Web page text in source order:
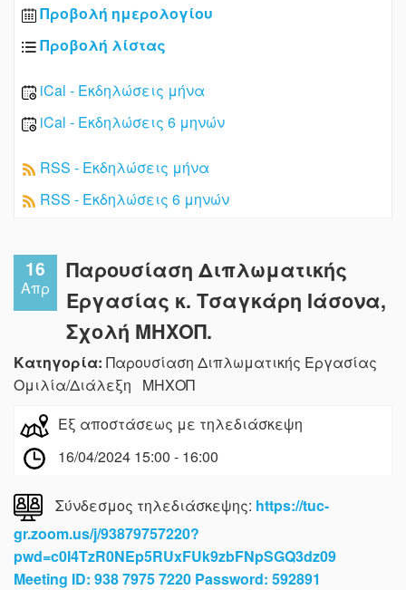
Προβολή ημερολογίου
Προβολή λίστας
iCal - Εκδηλώσεις μήνα
iCal - Εκδηλώσεις 6 μηνών
RSS - Εκδηλώσεις μήνα
RSS - Εκδηλώσεις 6 μηνών
16
Απρ
Παρουσίαση Διπλωματικής
Εργασίας κ. Τσαγκάρη Ιάσονα,
Σχολή ΜΗΧΟΠ.
Κατηγορία: Παρουσίαση Διπλωματικής Εργασίας
Ομιλία/Διάλεξη ΜΗΧΟΠ
Εξ αποστάσεως με τηλεδιάσκεψη
16/04/2024 15:00 - 16:00
Σύνδεσμος τηλεδιάσκεψης: https://tuc-
gr.zoom.us/j/93879757220?
pwd=c0I4TzR0NEp5RUxFUk9zbFNpSGQ3dz09
Meeting ID: 938 7975 7220 Password: 592891